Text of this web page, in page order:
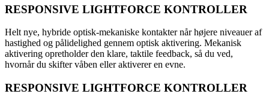
RESPONSIVE LIGHTFORCE KONTROLLER
Helt nye, hybride optisk-mekaniske kontakter når højere niveauer af
hastighed og pålidelighed gennem optisk aktivering. Mekanisk
aktivering opretholder den klare, taktile feedback, så du ved,
hvornår du skifter våben eller aktiverer en evne.
RESPONSIVE LIGHTFORCE KONTROLLER